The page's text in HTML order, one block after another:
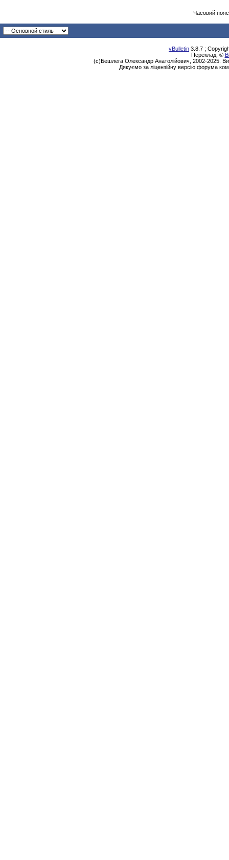
Часовий
vBulletin 3.8.7 ;
Переклад: ©
(с)Бешлега Олександр Анатолійович, 2002-2025.
Дякуємо за ліцензійну версію форума